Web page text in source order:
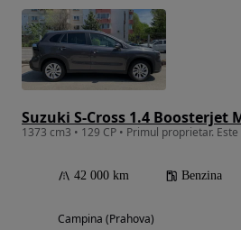
42 000 km Benzina
Campina (Prahova)